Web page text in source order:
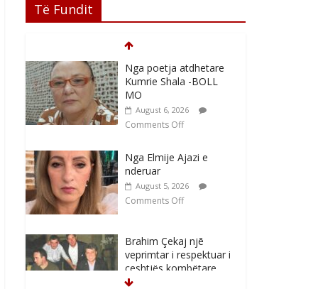
Të Fundit
Nga poetja atdhetare
Kumrie Shala -BOLL
MO
August 6, 2026
Comments Off
Nga Elmije Ajazi e
nderuar
August 5, 2026
Comments Off
Brahim Çekaj njē
veprimtar i respektuar i
çeshtjës kombëtare